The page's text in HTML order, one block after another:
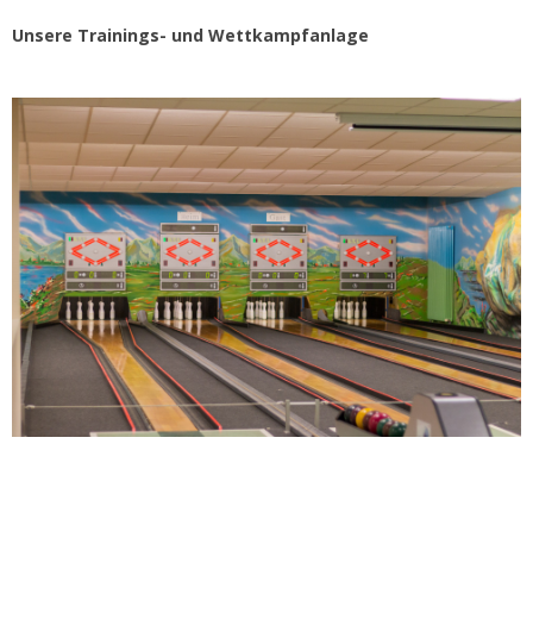
Unsere Trainings- und Wettkampfanlage